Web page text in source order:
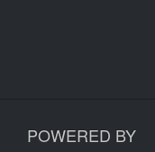
POWERED BY